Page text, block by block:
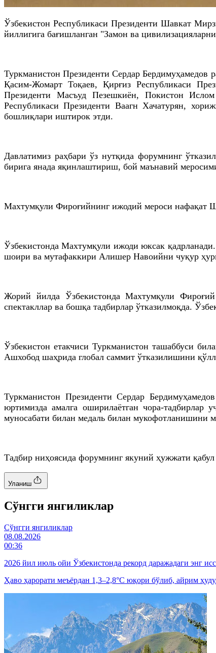
Ўзбекистон Республикаси Президенти Шавкат
йиллигига бағишланган "Замон ва
Туркманистон Президенти Сердар Бердимуҳамедов
Қасим-Жомарт Тоқаев, Қирғиз Республикаси
Президенти Масъуд Пезешкиён, Покистон
Республикаси Президенти Ваагн Хачатурян,
бошлиқлари иштирок этди.
Давлатимиз раҳбари ўз нутқида форумнинг
бирига янада яқинлаштириш, бой маънавий
Махтумқули Фироғийнинг ижодий мероси нафақат
Ўзбекистонда Махтумқули ижоди юксак
шоири ва мутафаккири Алишер Навоийни чуқур
Жорий йилда Ўзбекистонда Махтумқули
спектакллар ва бошқа тадбирлар ўтказилмоқда.
Ўзбекистон етакчиси Туркманистон ташаббуси
Ашхобод шаҳрида глобал саммит ўтказилишини
Туркманистон Президенти Сердар
юртимизда амалга оширилаётган чора-
муносабати билан медаль билан мукофотланишини
Тадбир ниҳоясида форумнинг якуний ҳужжати
Уланиш
Cўнгги янгиликлар
Cўнгги янгиликлар
08.08.2026
00:36
2026 йил июль ойи Ўзбекистонда рекорд даражадаги энг
Ҳаво ҳарорати меъёрдан 1,3–2,8°C юқори бўлиб, айрим